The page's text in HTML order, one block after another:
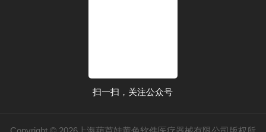
扫一扫，关注公众号